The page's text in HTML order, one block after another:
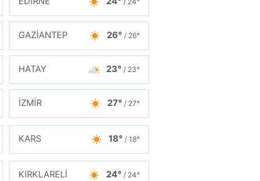
GAZİANTEP 26° / 26°
HATAY 23° / 23°
İZMİR 27° / 27°
KARS 18° / 18°
KIRKLARELİ 24° / 24°